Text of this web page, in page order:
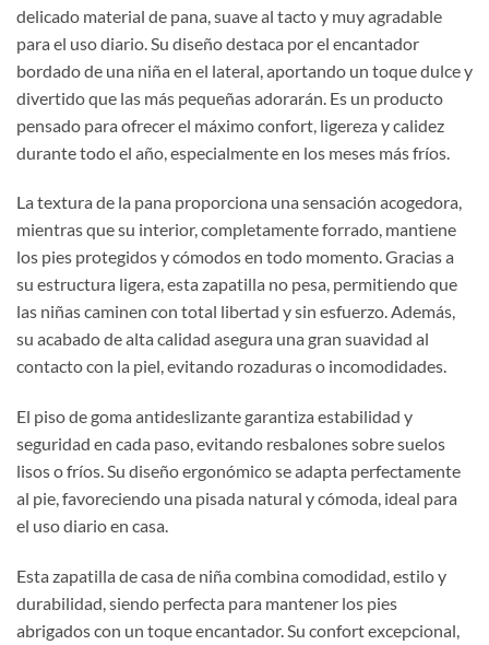
delicado material de pana, suave al tacto y muy agradable
para el uso diario. Su diseño destaca por el encantador
bordado de una niña en el lateral, aportando un toque dulce y
divertido que las más pequeñas adorarán. Es un producto
pensado para ofrecer el máximo confort, ligereza y calidez
durante todo el año, especialmente en los meses más fríos.
La textura de la pana proporciona una sensación acogedora,
mientras que su interior, completamente forrado, mantiene
los pies protegidos y cómodos en todo momento. Gracias a
su estructura ligera, esta zapatilla no pesa, permitiendo que
las niñas caminen con total libertad y sin esfuerzo. Además,
su acabado de alta calidad asegura una gran suavidad al
contacto con la piel, evitando rozaduras o incomodidades.
El piso de goma antideslizante garantiza estabilidad y
seguridad en cada paso, evitando resbalones sobre suelos
lisos o fríos. Su diseño ergonómico se adapta perfectamente
al pie, favoreciendo una pisada natural y cómoda, ideal para
el uso diario en casa.
Esta zapatilla de casa de niña combina comodidad, estilo y
durabilidad, siendo perfecta para mantener los pies
abrigados con un toque encantador. Su confort excepcional,